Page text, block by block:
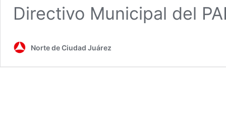
Directivo Municipal del
Norte de Ciudad Juárez